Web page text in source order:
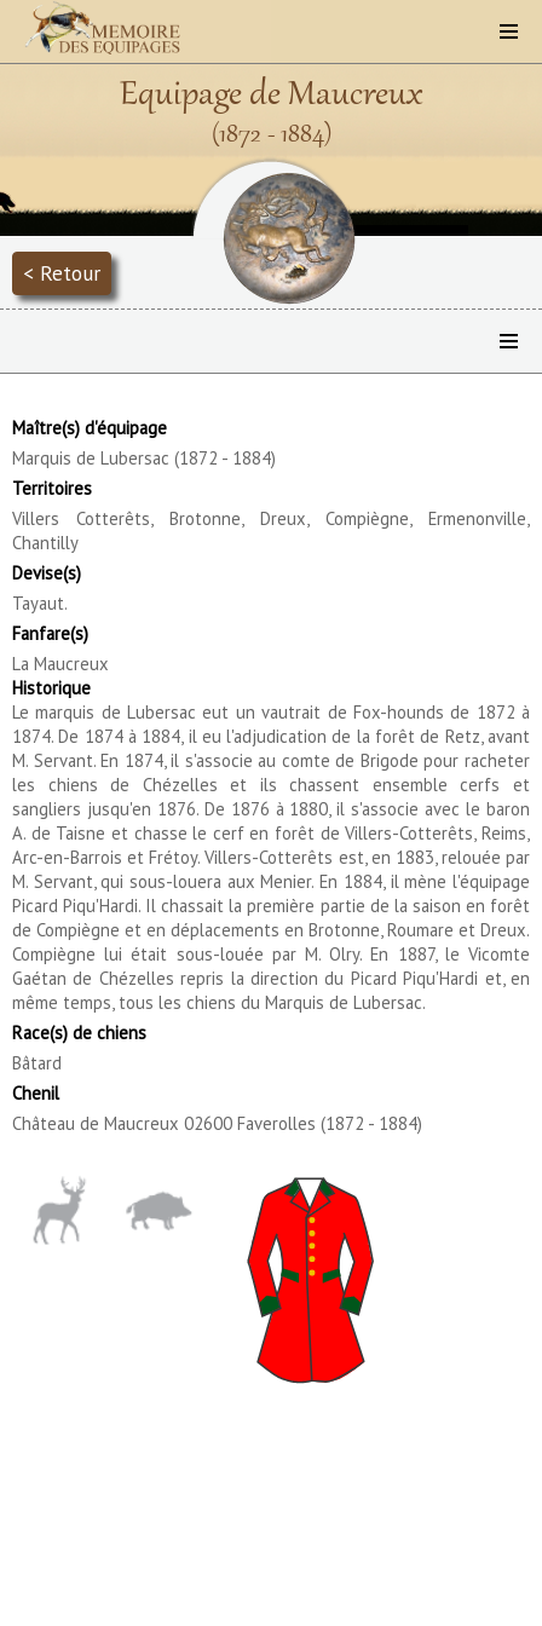
Equipage de Maucreux
(1872 - 1884)
< Retour
Maître(s) d'équipage
Marquis de Lubersac (1872 - 1884)
Territoires
Villers Cotterêts, Brotonne, Dreux, Compiègne, Ermenonville,
Chantilly
Devise(s)
Tayaut.
Fanfare(s)
La Maucreux
Historique
Le marquis de Lubersac eut un vautrait de Fox-hounds de 1872 à
1874. De 1874 à 1884, il eu l'adjudication de la forêt de Retz, avant
M. Servant. En 1874, il s'associe au comte de Brigode pour racheter
les chiens de Chézelles et ils chassent ensemble cerfs et
sangliers jusqu'en 1876. De 1876 à 1880, il s'associe avec le baron
A. de Taisne et chasse le cerf en forêt de Villers-Cotterêts, Reims,
Arc-en-Barrois et Frétoy. Villers-Cotterêts est, en 1883, relouée par
M. Servant, qui sous-louera aux Menier. En 1884, il mène l'équipage
Picard Piqu'Hardi. Il chassait la première partie de la saison en forêt
de Compiègne et en déplacements en Brotonne, Roumare et Dreux.
Compiègne lui était sous-louée par M. Olry. En 1887, le Vicomte
Gaétan de Chézelles repris la direction du Picard Piqu'Hardi et, en
même temps, tous les chiens du Marquis de Lubersac.
Race(s) de chiens
Bâtard
Chenil
Château de Maucreux 02600 Faverolles (1872 - 1884)